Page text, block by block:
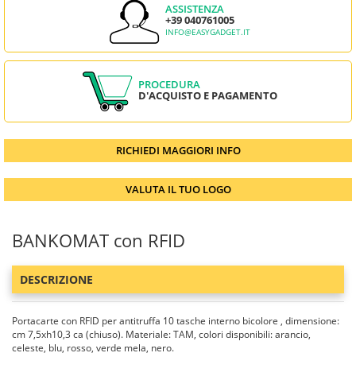
ASSISTENZA
+39 040761005
INFO@EASYGADGET.IT
PROCEDURA
D'ACQUISTO E PAGAMENTO
RICHIEDI MAGGIORI INFO
VALUTA IL TUO LOGO
BANKOMAT con RFID
DESCRIZIONE
Portacarte con RFID per antitruffa 10 tasche interno bicolore , dimensione:
cm 7,5xh10,3 ca (chiuso). Materiale: TAM, colori disponibili: arancio,
celeste, blu, rosso, verde mela, nero.